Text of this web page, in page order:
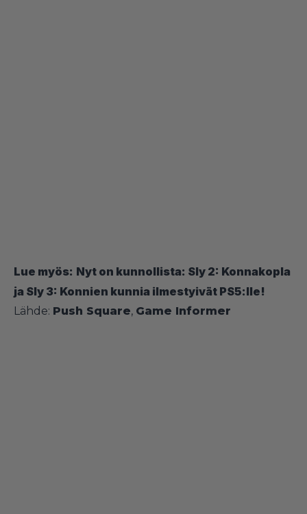
Lue myös: Nyt on kunnollista: Sly 2: Konnakopla
ja Sly 3: Konnien kunnia ilmestyivät PS5:lle!
Lähde: Push Square, Game Informer